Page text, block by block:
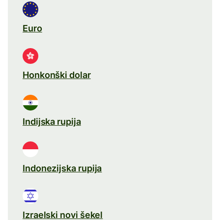
Euro
Honkonški dolar
Indijska rupija
Indonezijska rupija
Izraelski novi šekel